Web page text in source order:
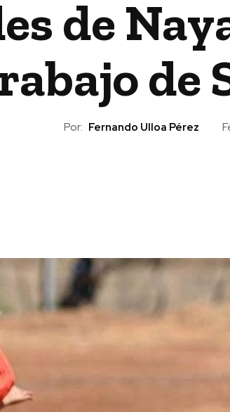
de
de
Por: Fernando Ulloa Pérez